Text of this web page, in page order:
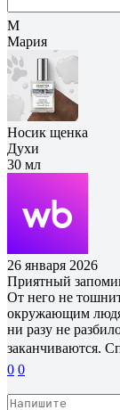
М
Мария
Носик щенка
Духи
30 мл
26 января 2026
Приятный
От него не
окружающим
ни разу не
заканчиваются.
0 0